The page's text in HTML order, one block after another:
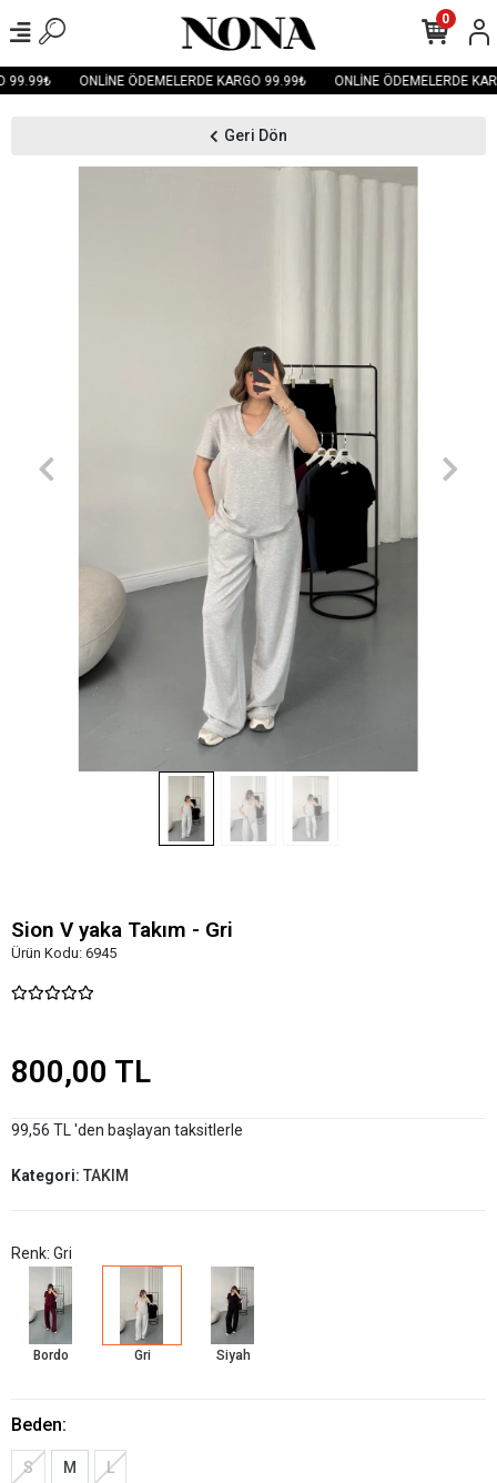
99.99₺ ONLİNE ÖDEMELERDE KARGO 99.99₺ ONLİNE ÖDEMELERDE
0
Geri Dön
Sion V yaka Takım - Gri
Ürün Kodu: 6945
800,00 TL
99,56 TL 'den başlayan taksitlerle
Kategori: TAKIM
Renk: Gri
Bordo Gri Siyah
Beden:
S M L